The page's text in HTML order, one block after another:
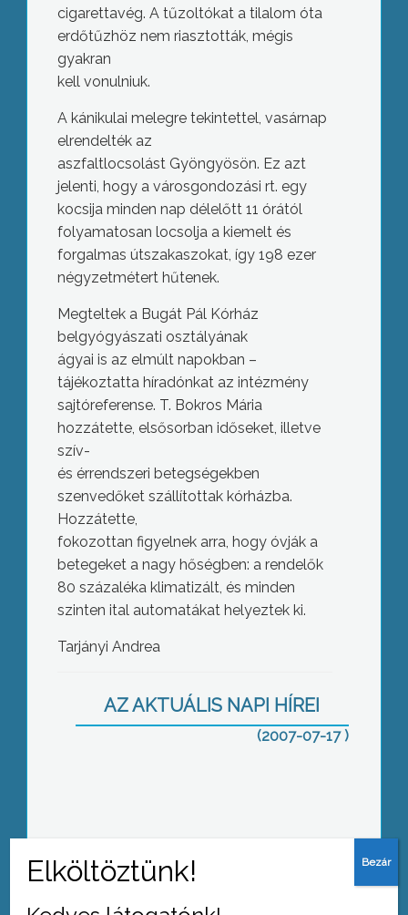
cigarettavég. A tűzoltókat a tilalom óta
erdőtűzhöz nem riasztották, mégis
gyakran
kell vonulniuk.
A kánikulai melegre tekintettel, vasárnap
elrendelték az
aszfaltlocsolást Gyöngyösön. Ez azt
jelenti, hogy a városgondozási rt. egy
kocsija minden nap délelőtt 11 órától
folyamatosan locsolja a kiemelt és
forgalmas útszakaszokat, így 198 ezer
négyzetmétert hűtenek.
Megteltek a Bugát Pál Kórház
belgyógyászati osztályának
ágyai is az elmúlt napokban –
tájékoztatta híradónkat az intézmény
sajtóreferense. T. Bokros Mária
hozzátette, elsősorban időseket, illetve
szív-
és érrendszeri betegségekben
szenvedőket szállítottak kórházba.
Hozzátette,
fokozottan figyelnek arra, hogy óvják a
betegeket a nagy hőségben: a rendelők
80 százaléka klimatizált, és minden
szinten ital automatákat helyeztek ki.
Tarjányi Andrea
AZ AKTUÁLIS NAPI HÍREI
(2007-07-17 )
Tó-turizmus konferencia a Károly
Róbert Főiskolán